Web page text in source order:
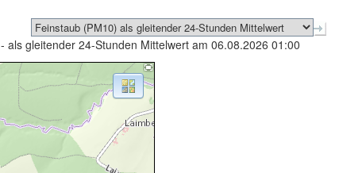
- als gleitender 24-Stunden Mittelwert am 06.08.2026 01:00